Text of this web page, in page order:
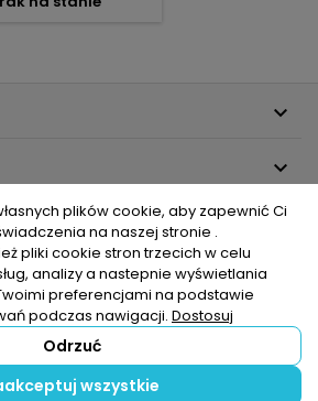



elektryczna dlaelektrykow.pl. Wszelkie
plików cookie, aby zapewnić Ci
na naszej stronie .
pliki cookie stron trzecich w celu
analizy a nastepnie wyświetlania
preferencjami na podstawie
podczas nawigacji. Dostosuj
Odrzuć
wszystkie